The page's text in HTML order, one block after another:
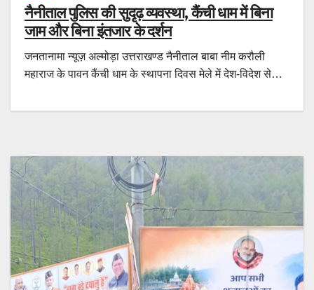
नैनीताल पुलिस की सुदृढ़ व्यवस्था, कैंची धाम में बिना
जाम और बिना इंतजार के दर्शन
जनतानामा न्यूज़ अल्मोड़ा उत्तराखण्ड नैनीताल बाबा नीम करौली
महाराज के पावन कैंची धाम के स्थापना दिवस मेले में देश-विदेश से…